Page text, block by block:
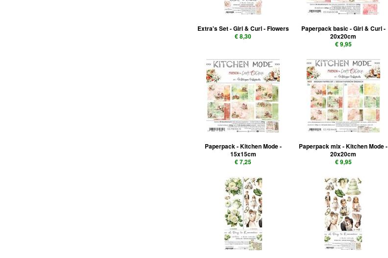
Extra's Set - Girl & Curl - Flowers
€ 8,30
Paperpack basic - Girl & Curl -
20x20cm
€ 9,95
Paperpack - Kitchen Mode -
15x15cm
€ 7,25
Paperpack mix - Kitchen Mode -
20x20cm
€ 9,95